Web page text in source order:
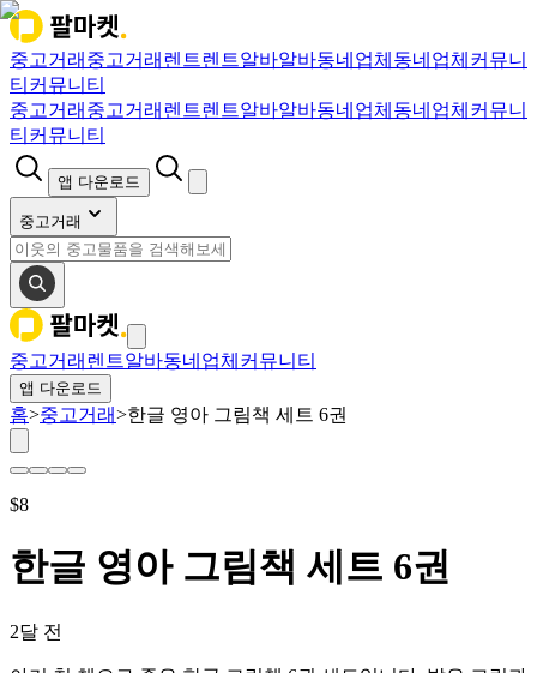
중고거래 중고거래 렌트렌트알바알바동네업체 동네업체 커뮤니
티 커뮤니티
중고거래 중고거래 렌트렌트알바알바동네업체 동네업체 커뮤니
티 커뮤니티
앱 다운로드
중고거래
중고거래 렌트알바동네업체 커뮤니티
앱 다운로드
홈>중고거래>한글 영아 그림책 세트 6권
$8
한글 영아 그림책 세트 6권
2달 전